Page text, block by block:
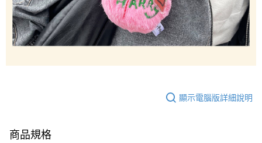
顯示電腦版詳細說明
商品規格